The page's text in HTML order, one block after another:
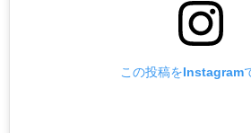
この投稿をInstagram